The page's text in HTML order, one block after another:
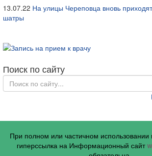
13.07.22 На улицы Череповца вновь
шатры
Поиск по сайту
При полном или частичном использовании
гиперссылка на Информационный сайт